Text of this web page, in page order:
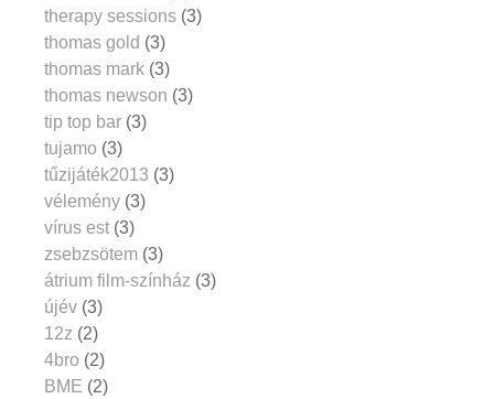
therapy sessions (3)
thomas gold (3)
thomas mark (3)
thomas newson (3)
tip top bar (3)
tujamo (3)
tűzijáték2013 (3)
vélemény (3)
vírus est (3)
zsebzsötem (3)
átrium film-színház (3)
újév (3)
12z (2)
4bro (2)
BME (2)